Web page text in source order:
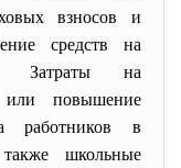
взносов и
средств на
Затраты на
или повышение
работников в
школьные